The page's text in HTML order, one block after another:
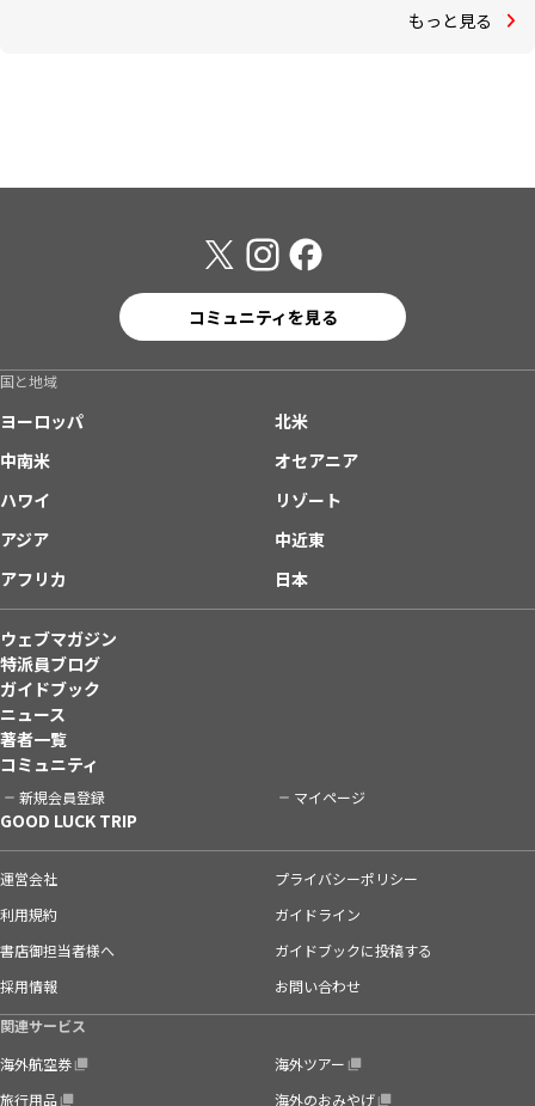
もっと見る
コミュニティを見る
国と地域
ヨーロッパ
北米
中南米
オセアニア
ハワイ
リゾート
アジア
中近東
アフリカ
日本
ウェブマガジン
特派員ブログ
ガイドブック
ニュース
著者一覧
コミュニティ
新規会員登録 マイページ
GOOD LUCK TRIP
運営会社
プライバシーポリシー
利用規約
ガイドライン
書店御担当者様へ
ガイドブックに投稿する
採用情報
お問い合わせ
関連サービス
海外航空券
海外ツアー
旅行用品
海外のおみやげ